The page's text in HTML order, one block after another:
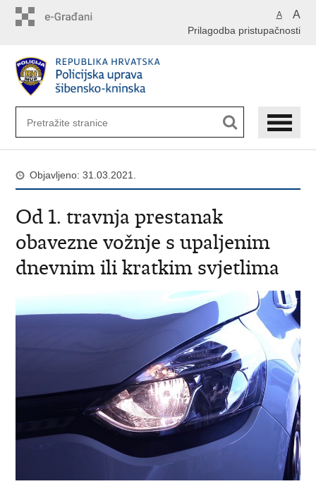
A A
Prilagodba pristupačnosti
Objavljeno: 31.03.2021.
Od 1. travnja prestanak
obavezne vožnje s upaljenim
dnevnim ili kratkim svjetlima